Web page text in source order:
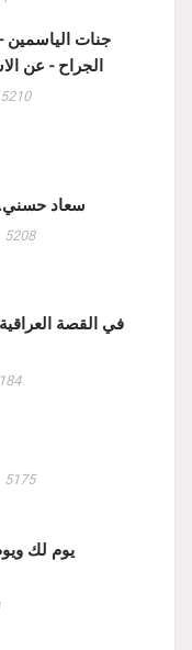
جنات الياسمين -
الجراح - عن
5210
سعاد حسني..
5208
في القصة
5175
يوم لك